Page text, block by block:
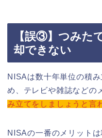
【誤③】つみた
却できない
NISAは数十年単位の積
め、テレビや雑誌などの
み立てをしましょうと言
NISAの一番のメリット